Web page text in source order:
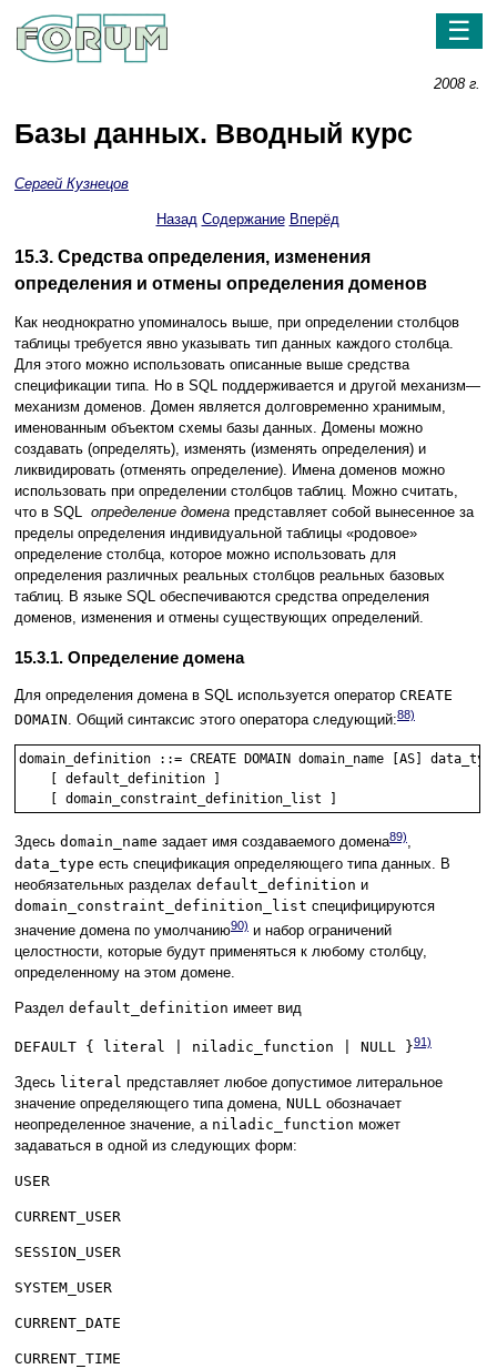
☰
2008 г.
Базы данных. Вводный курс
Сергей Кузнецов
Назад Содержание Вперёд
15.3. Средства определения, изменения
определения и отмены определения доменов
Как неоднократно упоминалось выше, при определении столбцов
таблицы требуется явно указывать тип данных каждого столбца.
Для этого можно использовать описанные выше средства
спецификации типа. Но в SQL поддерживается и другой механизм—
механизм доменов. Домен является долговременно хранимым,
именованным объектом схемы базы данных. Домены можно
создавать (определять), изменять (изменять определения) и
ликвидировать (отменять определение). Имена доменов можно
использовать при определении столбцов таблиц. Можно считать,
что в SQL определение домена представляет собой вынесенное за
пределы определения индивидуальной таблицы «родовое»
определение столбца, которое можно использовать для
определения различных реальных столбцов реальных базовых
таблиц. В языке SQL обеспечиваются средства определения
доменов, изменения и отмены существующих определений.
15.3.1. Определение домена
Для определения домена в SQL используется оператор CREATE
DOMAIN. Общий синтаксис этого оператора следующий:88)
domain_definition ::= CREATE DOMAIN domain_name [AS]
    [ default_definition ]
Здесь domain_name задает имя создаваемого домена89),
data_type есть спецификация определяющего типа данных. В
необязательных разделах default_definition и
domain_constraint_definition_list специфицируются
значение домена по умолчанию90) и набор ограничений
целостности, которые будут применяться к любому столбцу,
определенному на этом домене.
Раздел default_definition имеет вид
DEFAULT { literal | niladic_function | NULL }91)
Здесь literal представляет любое допустимое литеральное
значение определяющего типа домена, NULL обозначает
неопределенное значение, а niladic_function может
задаваться в одной из следующих форм:
USER
CURRENT_USER
SESSION_USER
SYSTEM_USER
CURRENT_DATE
CURRENT_TIME